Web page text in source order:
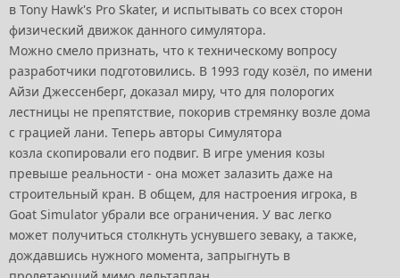
в Tony Hawk's Pro Skater, и испытывать со всех сторон
физический движок данного симулятора.
Можно смело признать, что к техническому вопросу
разработчики подготовились. В 1993 году козёл, по имени
Айзи Джессенберг, доказал миру, что для полорогих
лестницы не препятствие, покорив стремянку возле дома
с грацией лани. Теперь авторы Симулятора
козла скопировали его подвиг. В игре умения козы
превыше реальности - она может залазить даже на
строительный кран. В общем, для настроения игрока, в
Goat Simulator убрали все ограничения. У вас легко
может получиться столкнуть уснувшего зеваку, а также,
дождавшись нужного момента, запрыгнуть в